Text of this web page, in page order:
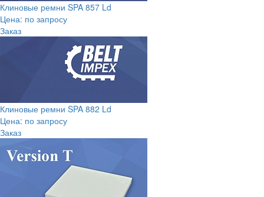
Клиновые ремни SPA 857 Ld
Цена: по запросу
Заказ
Клиновые ремни SPA 882 Ld
Цена: по запросу
Заказ